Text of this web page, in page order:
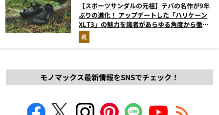
【スポーツサンダルの元祖】テバの名作が9年
ぶりの進化！ アップデートした「ハリケーン
XLT3」の魅力を識者があらゆる角度から徹底
解説！
靴
モノマックス最新情報をSNSでチェック！